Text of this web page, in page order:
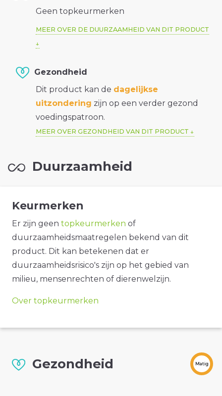
Geen topkeurmerken
MEER OVER DE DUURZAAMHEID VAN DIT PRODUCT
Gezondheid
Dit product kan de dagelijkse
uitzondering zijn op een verder gezond
voedingspatroon.
MEER OVER GEZONDHEID VAN DIT PRODUCT
Duurzaamheid
Keurmerken
Er zijn geen topkeurmerken of
duurzaamheidsmaatregelen bekend van dit
product. Dit kan betekenen dat er
duurzaamheidsrisico's zijn op het gebied van
milieu, mensenrechten of dierenwelzijn.
Over topkeurmerken
Gezondheid Matig